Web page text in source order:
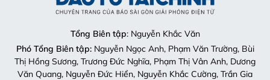
Tổng Biên tập: Nguyễn Khắc Văn
Phó Tổng Biên tập:Nguyễn Ngọc Anh, Phạm Văn Trường, Bùi
Thị Hồng Sương, Trương Đức Nghĩa, Phạm Thị Vân Anh, Dương
Văn Quang, Nguyễn Đức Hiển, Nguyễn Khắc Cường, Trần Gia